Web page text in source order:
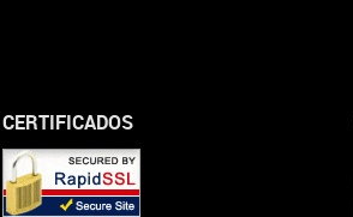
CERTIFICADOS